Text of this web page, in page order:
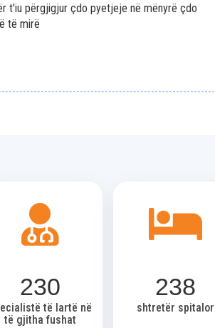
t'iu përgjigjur çdo pyetjeje në mënyrë çdo
të mirë
230
të lartë në
të gjitha fushat
238
shtretër spitalor